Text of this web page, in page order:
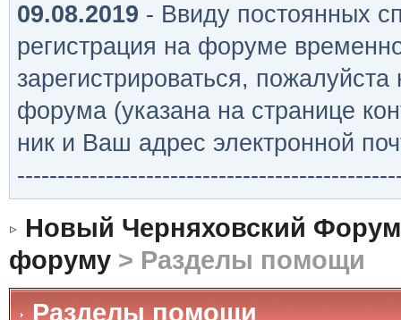
09.08.2019 - Ввиду постоянных
регистрация на форуме
зарегистрироваться,
форума (указана на странице
ник и Ваш адрес электронной
Новый Черняховский Форум
форуму> Разделы помощи
Разделы помощи